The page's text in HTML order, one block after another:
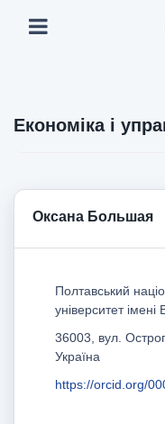
Економіка і
Оксана Большая
Полтавський
університет
36003, вул.
Україна
https://orcid.org/